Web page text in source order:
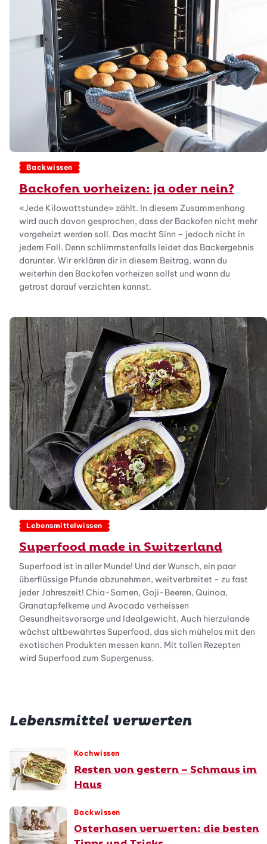
Backwissen
Backofen vorheizen: ja oder nein?
«Jede Kilowattstunde» zählt. In diesem Zusammenhang
wird auch davon gesprochen, dass der Backofen nicht mehr
vorgeheizt werden soll. Das macht Sinn – jedoch nicht in
jedem Fall. Denn schlimmstenfalls leidet das Backergebnis
darunter. Wir erklären dir in diesem Beitrag, wann du
weiterhin den Backofen vorheizen sollst und wann du
getrost darauf verzichten kannst.
Lebensmittelwissen
Superfood made in Switzerland
Superfood ist in aller Munde! Und der Wunsch, ein paar
überflüssige Pfunde abzunehmen, weitverbreitet - zu fast
jeder Jahreszeit! Chia-Samen, Goji-Beeren, Quinoa,
Granatapfelkerne und Avocado verheissen
Gesundheitsvorsorge und Idealgewicht. Auch hierzulande
wächst altbewährtes Superfood, das sich mühelos mit den
exotischen Produkten messen kann. Mit tollen Rezepten
wird Superfood zum Supergenuss.
Lebensmittel verwerten
Kochwissen
Resten von gestern – Schmaus im
Haus
Backwissen
Osterhasen verwerten: die besten